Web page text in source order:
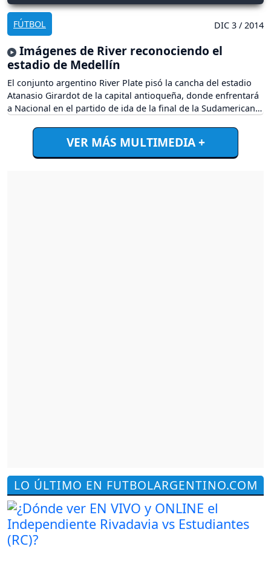
FÚTBOL DIC 3 / 2014
Imágenes de River reconociendo el
estadio de Medellín
El conjunto argentino River Plate pisó la cancha del estadio
Atanasio Girardot de la capital antioqueña, donde enfrentará
a Nacional en el partido de ida de la final de la Sudamericana.
VER MÁS MULTIMEDIA +
LO ÚLTIMO EN FUTBOLARGENTINO.COM